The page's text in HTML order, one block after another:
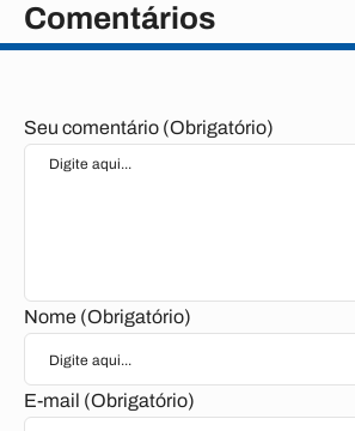
Comentários
Seu comentário (Obrigatório)
Nome (Obrigatório)
E-mail (Obrigatório)